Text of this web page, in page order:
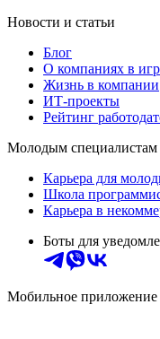
Новости и статьи
Блог
О компаниях в
Жизнь в компании
ИТ-проекты
Рейтинг
Молодым специалистам
Карьера для
Школа
Карьера в
Боты для
Мобильное приложение